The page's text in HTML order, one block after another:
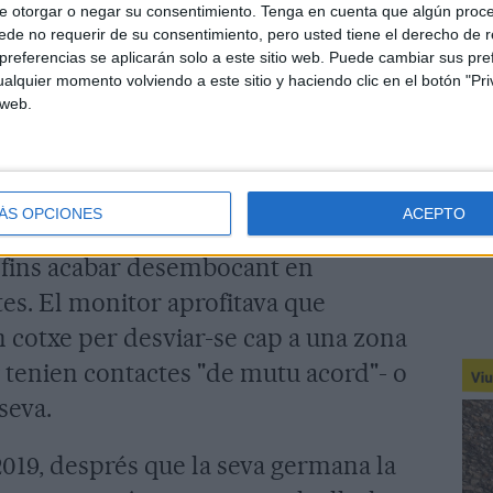
otorgar o negar su consentimiento. Tenga en cuenta que algún
no requerir de su consentimiento, pero usted tiene el derecho de
se aplicarán solo a este sitio web. Puede cambiar sus
momento volviendo a este sitio y haciendo clic en el botón
OPCIONES ACEPTO
que l'adolescent era menor de
hi "una relació de manera
caràcter sexual".
sentència, aquests contactes es
Però a mesura que anaven
intensificant" arran de "la
acabar desembocant en
El monitor aprofitava que
per desviar-se cap a una zona
contactes "de mutu acord"- o
després que la seva germana la